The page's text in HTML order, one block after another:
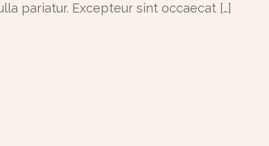
pariatur. Excepteur sint occaecat […]